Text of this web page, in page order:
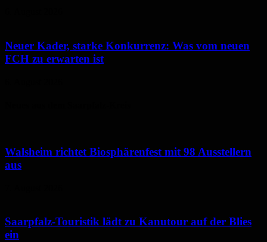
Neuer Kader, starke Konkurrenz: Was vom neuen
FCH zu erwarten ist
Walsheim richtet Biosphärenfest mit 98 Ausstellern
aus
Saarpfalz-Touristik lädt zu Kanutour auf der Blies
ein